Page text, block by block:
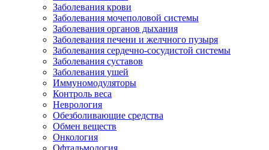
Заболевания крови
Заболевания мочеполовой системы
Заболевания органов дыхания
Заболевания печени и желчного пузыря
Заболевания сердечно-сосудистой системы
Заболевания суставов
Заболевания ушей
Иммуномодуляторы
Контроль веса
Неврология
Обезболивающие средства
Обмен веществ
Онкология
Офтальмология